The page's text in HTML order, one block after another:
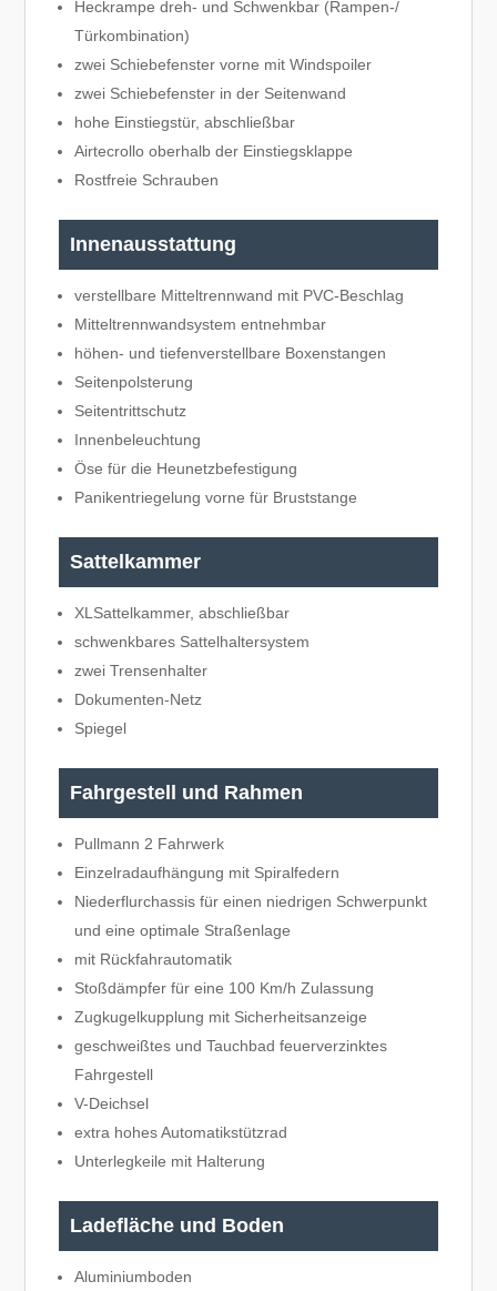
Heckrampe dreh- und Schwenkbar (Rampen-/
Türkombination)
zwei Schiebefenster vorne mit Windspoiler
zwei Schiebefenster in der Seitenwand
hohe Einstiegstür, abschließbar
Airtecrollo oberhalb der Einstiegsklappe
Rostfreie Schrauben
Innenausstattung
verstellbare Mitteltrennwand mit PVC-Beschlag
Mitteltrennwandsystem entnehmbar
höhen- und tiefenverstellbare Boxenstangen
Seitenpolsterung
Seitentrittschutz
Innenbeleuchtung
Öse für die Heunetzbefestigung
Panikentriegelung vorne für Bruststange
Sattelkammer
XLSattelkammer, abschließbar
schwenkbares Sattelhaltersystem
zwei Trensenhalter
Dokumenten-Netz
Spiegel
Fahrgestell und Rahmen
Pullmann 2 Fahrwerk
Einzelradaufhängung mit Spiralfedern
Niederflurchassis für einen niedrigen Schwerpunkt
und eine optimale Straßenlage
mit Rückfahrautomatik
Stoßdämpfer für eine 100 Km/h Zulassung
Zugkugelkupplung mit Sicherheitsanzeige
geschweißtes und Tauchbad feuerverzinktes
Fahrgestell
V-Deichsel
extra hohes Automatikstützrad
Unterlegkeile mit Halterung
Ladefläche und Boden
Aluminiumboden